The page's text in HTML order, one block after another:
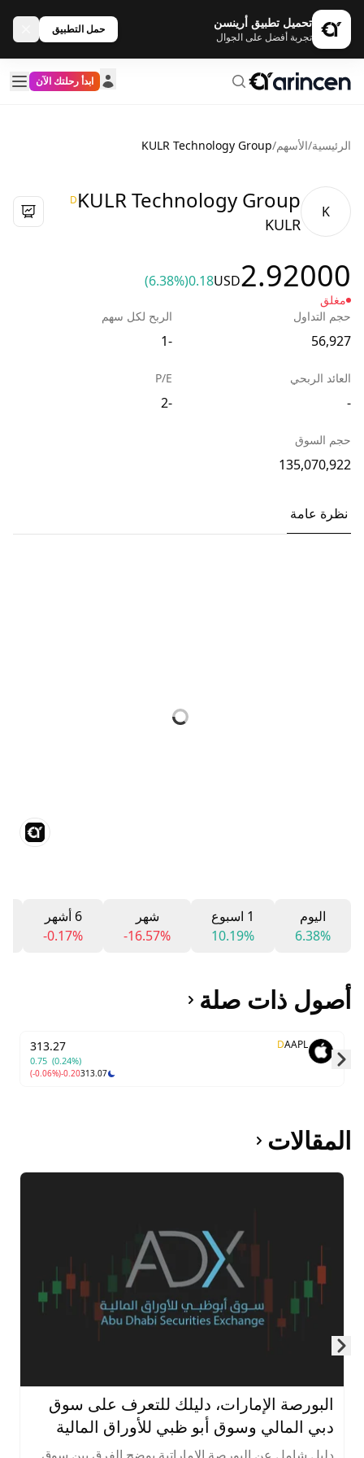
تحميل تطبيق أرينسن
تجربة أفضل على الجوال
حمل التطبيق
ابدأ رحلتك الآن
الرئيسية/الأسهم/
KULR Technology Group
K
KULR Technology Group
D
KULR
2.92000
USD
0.18
(6.38%)
مغلق
حجم التداول
56,927
الربح لكل سهم
-1
العائد الربحي
-
P/E
-2
حجم السوق
135,070,922
نظرة عامة
اليوم
6.38%
1 اسبوع
10.19%
شهر
-16.57%
6 أشهر
-0.17%
أصول ذات صلة
AAPL
D
313.27
0.75 (0.24%)
313.07
-0.20
(-0.06%)
المقالات
البورصة الإمارات، دليلك للتعرف على سوق
دبي المالي وسوق أبو ظبي للأوراق المالية